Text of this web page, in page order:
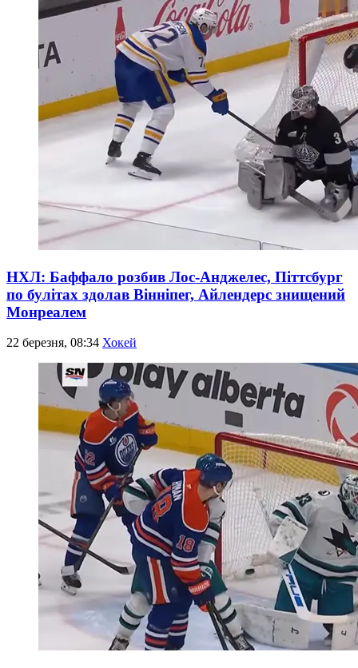
НХЛ: Баффало розбив Лос-Анджелес, Піттсбург
по булітах здолав Вінніпег, Айлендерс знищений
Монреалем
22 березня, 08:34 Хокей